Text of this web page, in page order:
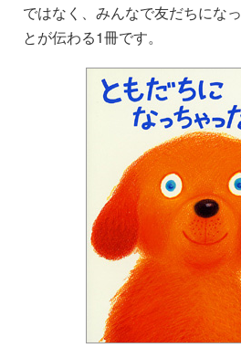
ではなく、みんなで友だちにな
とが伝わる1冊です。